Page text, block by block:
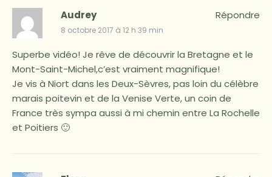
Audrey
8 octobre 2017 à 12 h 39 min
Superbe vidéo! Je rêve de découvrir la Bretagne et le
Mont-Saint-Michel,c’est vraiment magnifique!
Je vis à Niort dans les Deux-Sèvres, pas loin du célèbre
marais poitevin et de la Venise Verte, un coin de
France très sympa aussi à mi chemin entre La Rochelle
et Poitiers 🙂
Répondre